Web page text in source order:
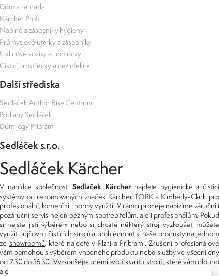
Dům a zahrada
Kärcher Profi
Náplně a zásobníky hygieny
Průmyslové utěrky a zásobníky
Úklidové vozíky a pomůcky
Čisticí prostředky a dezinfekce
Další střediska
Sedláček Author Bike Centrum
Podlahy Sedláček
Dům jógy Příbram
Sedláček s.r.o.
Sedláček Kärcher
V nabídce společnostiSedláček Kärchernajdete hygienické a čistící
systémy od renomovaných značek Kärcher,TORK a Kimberly-Clark pro
profesionální, komerční i hobby využití. V rámci prodeje nabízíme záruční i
pozáruční servis nejen běžným spotřebitelům, ale i profesionálům. Pokud
si nejste jisti výběrem nebo si chcete některý stroj vyzkoušet, můžete
využít půjčovnu čistících strojů a prohlédnout si naše produkty na jednom
ze showroomů, které najdete v Plzni a Příbrami. Zkušení profesionálové
vám pomohou s výběrem vhodného produktu nebo služby ve všední dny
od 7.30 do 16.30. Vyzkoušejte prémiovou kvalitu strojů, které vám dlouho
a dobře poslouží nejen doma, ale i v zaměstnání.